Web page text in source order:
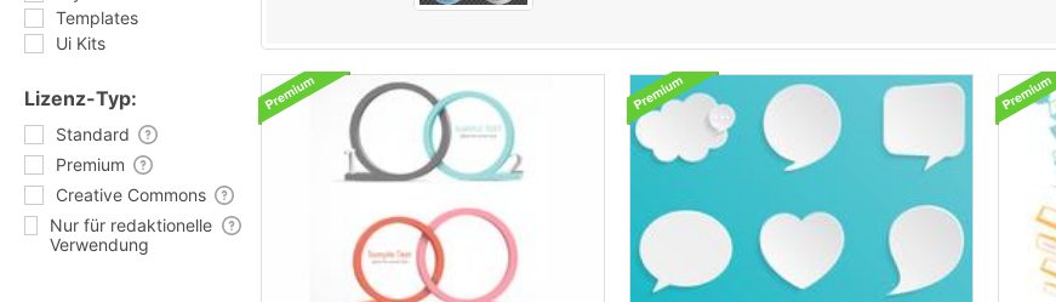
Templates
Ui Kits
Lizenz-Typ:
Standard
Premium
Creative Commons
Nur für redaktionelle
Verwendung